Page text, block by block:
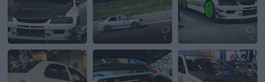
2 1 15